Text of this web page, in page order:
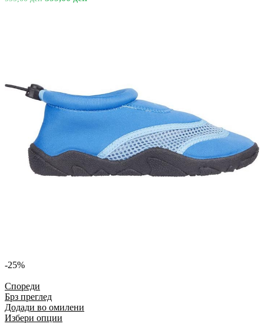
-25%
Спореди
Брз преглед
Додади во омилени
Избери опции